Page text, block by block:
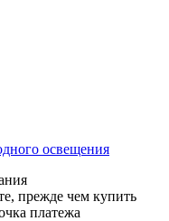
освещения
прежде чем купить
платежа